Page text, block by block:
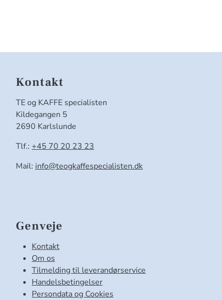
Kontakt
TE og KAFFE specialisten
Kildegangen 5
2690 Karlslunde
Tlf.: +45 70 20 23 23
Mail: info@teogkaffespecialisten.dk
Genveje
Kontakt
Om os
Tilmelding til leverandørservice
Handelsbetingelser
Persondata og Cookies